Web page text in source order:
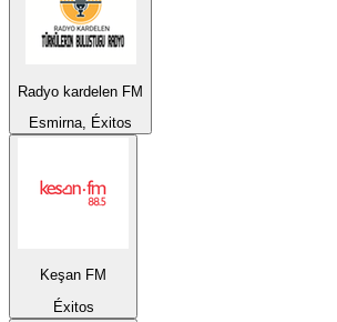
Radyo kardelen FM
Esmirna, Éxitos
Keşan FM
Éxitos